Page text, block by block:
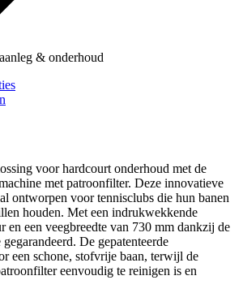
& onderhoud
voor hardcourt onderhoud met de
met patroonfilter. Deze innovatieve
ontworpen voor tennisclubs die hun banen
houden. Met een indrukwekkende
en een veegbreedte van 730 mm dankzij de
De gepatenteerde
een schone, stofvrije baan, terwijl de
eenvoudig te reinigen is en